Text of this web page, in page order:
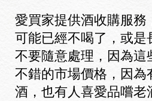
愛買家提供酒收購服務
可能已經不喝了，或是
不要隨意處理，因為這
不錯的市場價格，因為
酒，也有人喜愛品嚐老